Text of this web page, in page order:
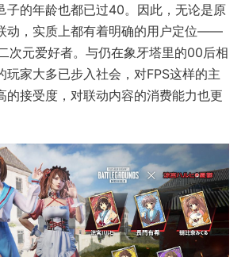
子的年龄也都已过40。因此，无论是原
动，实质上都有着明确的用户定位——
次元爱好者。与仍在象牙塔里的00后相
玩家大多已步入社会，对FPS这样的主
的接受度，对联动内容的消费能力也更